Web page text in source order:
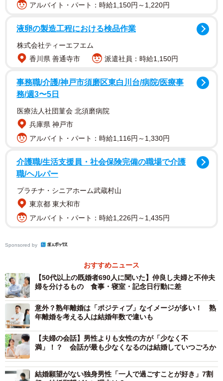
2/4
現在の結婚生活の満足度（提供画像）
まず、「現在の結婚生活の満足度」について結婚年数別に
見ていくと、結婚3年未満の層は「満足」が78.3％に達した
一方で、結婚3〜9年の層では69.9％、10〜19年の層では
61.6％、20年以上の層では60.0％と、結婚年数の経過とと
もに満足している割合が低下する傾向が見られました。
他方、「不満」と答えた人は、3年未満の層で10.1％、3〜9
年の層では11.3％、10〜19年の層では15.0％、20年以上の
層では17.6％と、年数とともに一定の上昇は見られるもの
の、満足層の縮小に比べると、その増え方は緩やかです。
年未満の層は11.5％、10〜19年の層では23.4％、20年以上
化するというより、評価が曖昧になっていく傾向がうかが
えました。
アルバイト・パート：時給1,150円～1,220円
液卵の製造工程における検品作業
株式会社ティーエフエム
香川県 善通寺市
派遣社員：時給1,150円
事務職/介護/神戸市須磨区東白川台/病院/医療事
務/週3〜5日
医療法人社団菫会 北須磨病院
兵庫県 神戸市
アルバイト・パート：時給1,116円～1,330円
介護職/生活支援員・社会保険完備の職場で介護
職/ヘルパー
プラチナ・シニアホーム武蔵村山
東京都 東大和市
アルバイト・パート：時給1,226円～1,435円
Sponsored by
おすすめニュース
【50代以上の既婚者690人に聞いた】仲良し夫婦と不仲夫
婦を分けるもの 食事・寝室・記念日行動に差
意外？熟年離婚は「ポジティブ」なイメージが多い！ 熟
年離婚を考える人は結婚年数で違いも
【夫婦の会話】男性よりも女性の方が「少なく不
満」！？ 会話が最も少なくなるのは結婚していつごろか
結婚願望がない独身男性「一人で過ごすことが好き」7割